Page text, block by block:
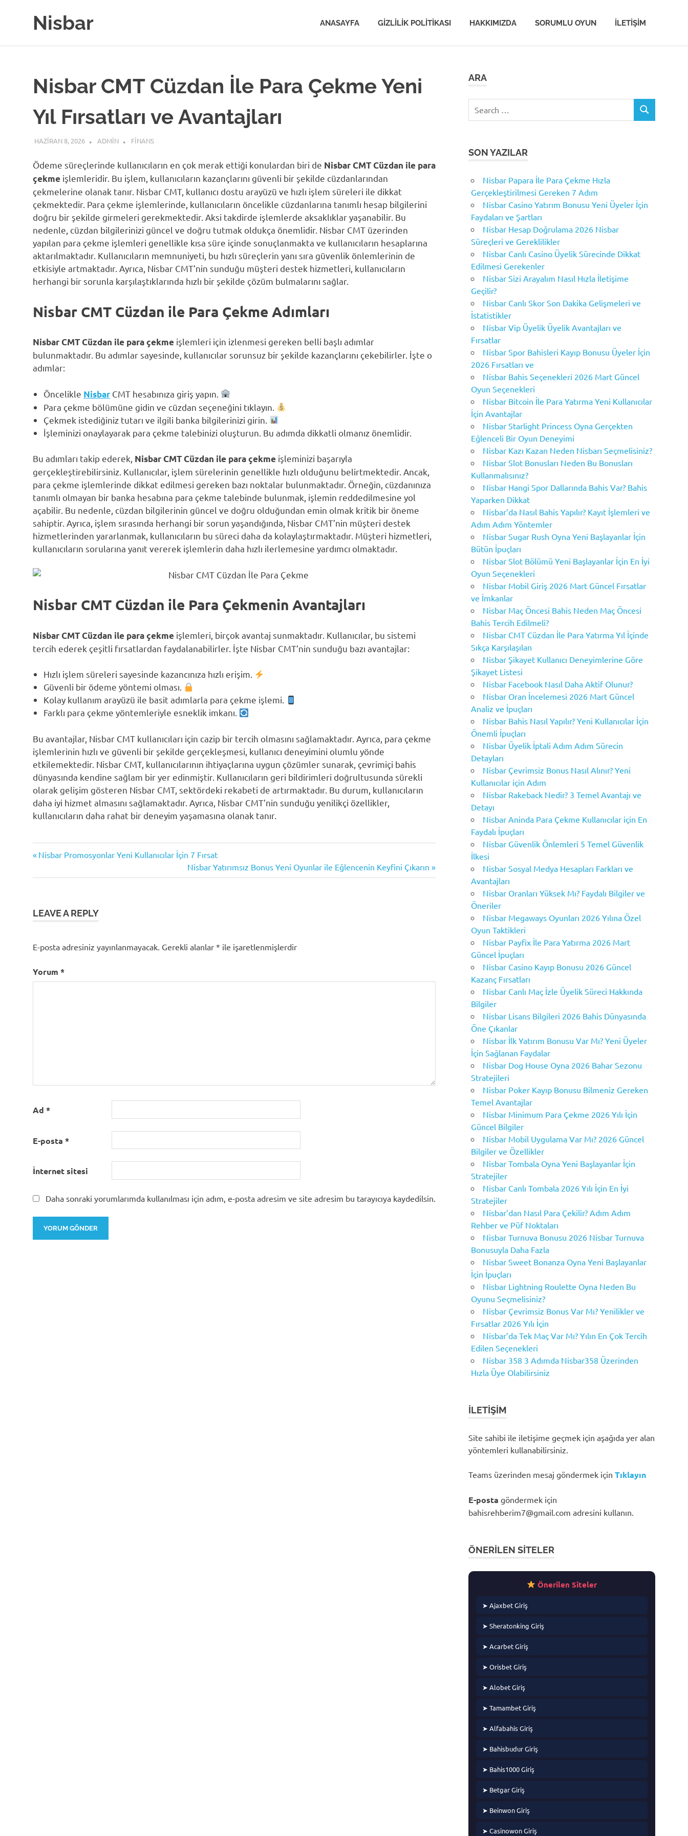
Nisbar ANASAYFA GIZLILIK POLITIKASI HAKKIMIZDA SORUMLU OYUN İLETIŞIM
Nisbar CMT Cüzdan İle Para Çekme Yeni
Yıl Fırsatları ve Avantajları
HAZIRAN 8, 2026 ADMIN FINANS
Ödeme süreçlerinde kullanıcıların en çok merak ettiği konulardan biri de Nisbar CMT Cüzdan ile para
çekme işlemleridir. Bu işlem, kullanıcıların kazançlarını güvenli bir şekilde cüzdanlarından
çekmelerine olanak tanır. Nisbar CMT, kullanıcı dostu arayüzü ve hızlı işlem süreleri ile dikkat
çekmektedir. Para çekme işlemlerinde, kullanıcıların öncelikle cüzdanlarına tanımlı hesap bilgilerini
doğru bir şekilde girmeleri gerekmektedir. Aksi takdirde işlemlerde aksaklıklar yaşanabilir. Bu
nedenle, cüzdan bilgilerinizi güncel ve doğru tutmak oldukça önemlidir. Nisbar CMT üzerinden
yapılan para çekme işlemleri genellikle kısa süre içinde sonuçlanmakta ve kullanıcıların hesaplarına
aktarılmaktadır. Kullanıcıların memnuniyeti, bu hızlı süreçlerin yanı sıra güvenlik önlemlerinin de
etkisiyle artmaktadır. Ayrıca, Nisbar CMT’nin sunduğu müşteri destek hizmetleri, kullanıcıların
herhangi bir sorunla karşılaştıklarında hızlı bir şekilde çözüm bulmalarını sağlar.
Nisbar CMT Cüzdan ile Para Çekme Adımları
Nisbar CMT Cüzdan ile para çekme işlemleri için izlenmesi gereken belli başlı adımlar
bulunmaktadır. Bu adımlar sayesinde, kullanıcılar sorunsuz bir şekilde kazançlarını çekebilirler. İşte o
adımlar:
Öncelikle Nisbar CMT hesabınıza giriş yapın.
Para çekme bölümüne gidin ve cüzdan seçeneğini tıklayın.
Çekmek istediğiniz tutarı ve ilgili banka bilgilerinizi girin.
İşleminizi onaylayarak para çekme talebinizi oluşturun. Bu adımda dikkatli olmanız önemlidir.
Bu adımları takip ederek, Nisbar CMT Cüzdan ile para çekme işleminizi başarıyla
gerçekleştirebilirsiniz. Kullanıcılar, işlem sürelerinin genellikle hızlı olduğunu belirtmektedir. Ancak,
para çekme işlemlerinde dikkat edilmesi gereken bazı noktalar bulunmaktadır. Örneğin, cüzdanınıza
tanımlı olmayan bir banka hesabına para çekme talebinde bulunmak, işlemin reddedilmesine yol
açabilir. Bu nedenle, cüzdan bilgilerinin güncel ve doğru olduğundan emin olmak kritik bir öneme
sahiptir. Ayrıca, işlem sırasında herhangi bir sorun yaşandığında, Nisbar CMT’nin müşteri destek
hizmetlerinden yararlanmak, kullanıcıların bu süreci daha da kolaylaştırmaktadır. Müşteri hizmetleri,
kullanıcıların sorularına yanıt vererek işlemlerin daha hızlı ilerlemesine yardımcı olmaktadır.
Nisbar CMT Cüzdan ile Para Çekmenin Avantajları
Nisbar CMT Cüzdan ile para çekme işlemleri, birçok avantaj sunmaktadır. Kullanıcılar, bu sistemi
tercih ederek çeşitli fırsatlardan faydalanabilirler. İşte Nisbar CMT’nin sunduğu bazı avantajlar:
Hızlı işlem süreleri sayesinde kazancınıza hızlı erişim.
Güvenli bir ödeme yöntemi olması.
Kolay kullanım arayüzü ile basit adımlarla para çekme işlemi.
Farklı para çekme yöntemleriyle esneklik imkanı.
Bu avantajlar, Nisbar CMT kullanıcıları için cazip bir tercih olmasını sağlamaktadır. Ayrıca, para çekme
işlemlerinin hızlı ve güvenli bir şekilde gerçekleşmesi, kullanıcı deneyimini olumlu yönde
etkilemektedir. Nisbar CMT, kullanıcılarının ihtiyaçlarına uygun çözümler sunarak, çevrimiçi bahis
dünyasında kendine sağlam bir yer edinmiştir. Kullanıcıların geri bildirimleri doğrultusunda sürekli
olarak gelişim gösteren Nisbar CMT, sektördeki rekabeti de artırmaktadır. Bu durum, kullanıcıların
daha iyi hizmet almasını sağlamaktadır. Ayrıca, Nisbar CMT’nin sunduğu yenilikçi özellikler,
kullanıcıların daha rahat bir deneyim yaşamasına olanak tanır.
Destek
Nisbar
Çekme
Yazı
gezinmesi
Previous
Nisbar Promosyonlar Yeni Kullanıcılar İçin 7 Fırsat
Next
Post:
Nisbar Yatırımsız Bonus Yeni Oyunlar ile Eğlencenin Keyfini Çıkarın
LEAVE A REPLY
E-posta adresiniz yayınlanmayacak. Gerekli alanlar * ile işaretlenmişlerdir
Yorum *
Ad *
E-posta *
İnternet sitesi
Daha sonraki yorumlarımda kullanılması için adım, e-posta adresim ve site adresim bu tarayıcıya kaydedilsin.
ARA
SEARCH
SON YAZILAR
Nisbar Papara İle Para Çekme Hızla
Gerçekleştirilmesi Gereken 7 Adım
Nisbar Casino Yatırım Bonusu Yeni Üyeler İçin
Faydaları ve Şartları
Nisbar Hesap Doğrulama 2026 Nisbar
Süreçleri ve Gereklilikler
Nisbar Canlı Casino Üyelik Sürecinde Dikkat
Edilmesi Gerekenler
Nisbar Sizi Arayalım Nasıl Hızla İletişime
Geçilir?
Nisbar Canlı Skor Son Dakika Gelişmeleri ve
İstatistikler
Nisbar Vip Üyelik Üyelik Avantajları ve
Fırsatlar
Nisbar Spor Bahisleri Kayıp Bonusu Üyeler İçin
2026 Fırsatları ve
Nisbar Bahis Seçenekleri 2026 Mart Güncel
Oyun Seçenekleri
Nisbar Bitcoin İle Para Yatırma Yeni Kullanıcılar
İçin Avantajlar
Nisbar Starlight Princess Oyna Gerçekten
Eğlenceli Bir Oyun Deneyimi
Nisbar Kazı Kazan Neden Nisbarı Seçmelisiniz?
Nisbar Slot Bonusları Neden Bu Bonusları
Kullanmalısınız?
Nisbar Hangi Spor Dallarında Bahis Var? Bahis
Yaparken Dikkat
Nisbar’da Nasıl Bahis Yapılır? Kayıt İşlemleri ve
Adım Adım Yöntemler
Nisbar Sugar Rush Oyna Yeni Başlayanlar İçin
Bütün İpuçları
Nisbar Slot Bölümü Yeni Başlayanlar İçin En İyi
Oyun Seçenekleri
Nisbar Mobil Giriş 2026 Mart Güncel Fırsatlar
ve İmkanlar
Nisbar Maç Öncesi Bahis Neden Maç Öncesi
Bahis Tercih Edilmeli?
Nisbar CMT Cüzdan İle Para Yatırma Yıl İçinde
Sıkça Karşılaşılan
Nisbar Şikayet Kullanıcı Deneyimlerine Göre
Şikayet Listesi
Nisbar Facebook Nasıl Daha Aktif Olunur?
Nisbar Oran İncelemesi 2026 Mart Güncel
Analiz ve İpuçları
Nisbar Bahis Nasıl Yapılır? Yeni Kullanıcılar İçin
Önemli İpuçları
Nisbar Üyelik İptali Adım Adım Sürecin
Detayları
Nisbar Çevrimsiz Bonus Nasıl Alınır? Yeni
Kullanıcılar için Adım
Nisbar Rakeback Nedir? 3 Temel Avantajı ve
Detayı
Nisbar Aninda Para Çekme Kullanıcılar için En
Faydalı İpuçları
Nisbar Güvenlik Önlemleri 5 Temel Güvenlik
İlkesi
Nisbar Sosyal Medya Hesapları Farkları ve
Avantajları
Nisbar Oranları Yüksek Mı? Faydalı Bilgiler ve
Öneriler
Nisbar Megaways Oyunları 2026 Yılına Özel
Oyun Taktikleri
Nisbar Payfix İle Para Yatırma 2026 Mart
Güncel İpuçları
Nisbar Casino Kayıp Bonusu 2026 Güncel
Kazanç Fırsatları
Nisbar Canlı Maç İzle Üyelik Süreci Hakkında
Bilgiler
Nisbar Lisans Bilgileri 2026 Bahis Dünyasında
Öne Çıkanlar
Nisbar İlk Yatırım Bonusu Var Mı? Yeni Üyeler
İçin Sağlanan Faydalar
Nisbar Dog House Oyna 2026 Bahar Sezonu
Stratejileri
Nisbar Poker Kayıp Bonusu Bilmeniz Gereken
Temel Avantajlar
Nisbar Minimum Para Çekme 2026 Yılı İçin
Güncel Bilgiler
Nisbar Mobil Uygulama Var Mı? 2026 Güncel
Bilgiler ve Özellikler
Nisbar Tombala Oyna Yeni Başlayanlar İçin
Stratejiler
Nisbar Canlı Tombala 2026 Yılı İçin En İyi
Stratejiler
Nisbar’dan Nasıl Para Çekilir? Adım Adım
Rehber ve Püf Noktaları
Nisbar Turnuva Bonusu 2026 Nisbar Turnuva
Bonusuyla Daha Fazla
Nisbar Sweet Bonanza Oyna Yeni Başlayanlar
İçin İpuçları
Nisbar Lightning Roulette Oyna Neden Bu
Oyunu Seçmelisiniz?
Nisbar Çevrimsiz Bonus Var Mı? Yenilikler ve
Fırsatlar 2026 Yılı İçin
Nisbar’da Tek Maç Var Mı? Yılın En Çok Tercih
Edilen Seçenekleri
Nisbar 358 3 Adımda Nisbar358 Üzerinden
Hızla Üye Olabilirsiniz
İLETIŞIM
Site sahibi ile iletişime geçmek için aşağıda yer alan
yöntemleri kullanabilirsiniz.
Teams üzerinden mesaj göndermek içinTıklayın
E-posta göndermek için
bahisrehberim7@gmail.com adresini kullanın.
ÖNERILEN SITELER
Önerilen Siteler
➤ Ajaxbet Giriş
➤ Sheratonking Giriş
➤ Acarbet Giriş
➤ Orisbet Giriş
➤ Alobet Giriş
➤ Tamambet Giriş
➤ Alfabahis Giriş
➤ Bahisbudur Giriş
➤ Bahis1000 Giriş
➤ Betgar Giriş
➤ Beinwon Giriş
➤ Casinowon Giriş